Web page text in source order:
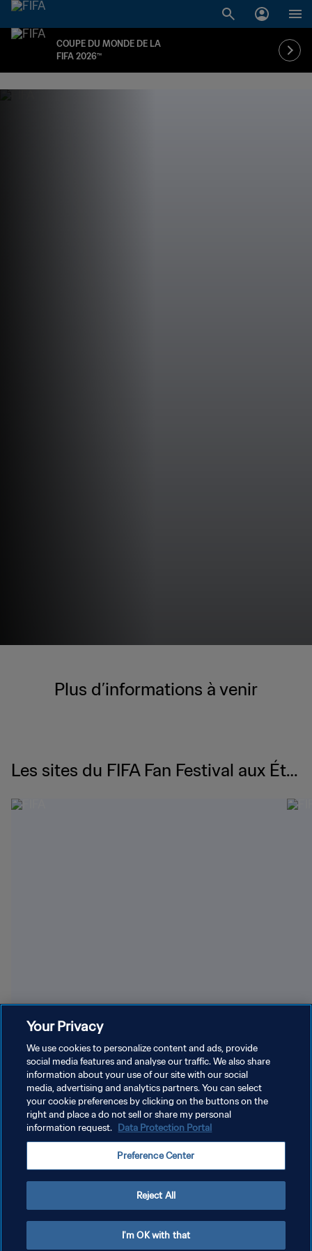
COUPE DU MONDE DE LA
FIFA 2026™
Plus d’informations à venir
Les sites du FIFA Fan Festival aux Éta
ts-Unis
Atlanta | FIFA Fan Festival™ | Coupe du Monde de la
POLITIQUE DE CONFIDENTIALITÉ
CONDITIONS D'UTILISATION
GÉRER VOS PRÉFÉRENCES SUR LES COOKIES
Copyright © 1994 - 2026 FIFA. Tous droits réservés.
Your Privacy
We use cookies to personalize content and ads, provide
social media features and analyse our traffic. We also share
information about your use of our site with our social
media, advertising and analytics partners. You can select
your cookie preferences by clicking on the buttons on the
right and place a do not sell or share my personal
information request. Data Protection Portal
Preference Center
Reject All
I'm OK with that